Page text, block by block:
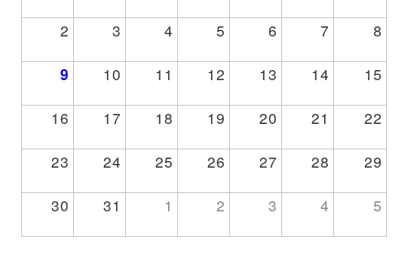
2 3 4 5 6 7 8
9 10 11 12 13 14 15
16 17 18 19 20 21 22
23 24 25 26 27 28 29
30 31 1 2 3 4 5